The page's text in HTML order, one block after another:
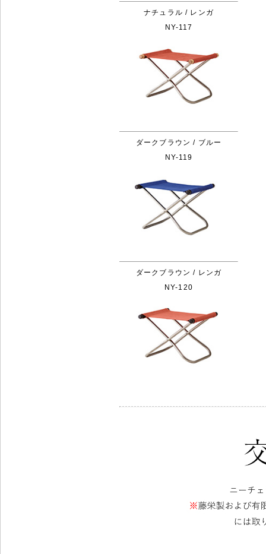
ナチュラル / レンガ
NY-117
ダークブラウン / ブルー
NY-119
ダークブラウン / レンガ
NY-120